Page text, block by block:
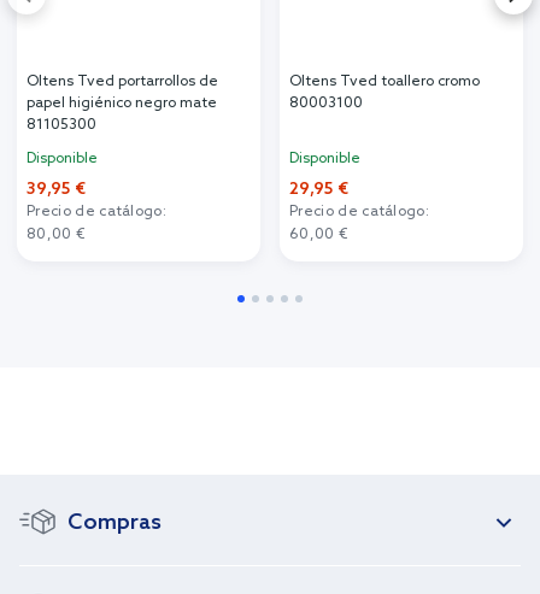
Oltens Tved portarrollos de
papel higiénico negro mate
81105300
Disponible
39,95 €
Precio de catálogo:
80,00 €
Oltens Tved toallero cromo
80003100
Disponible
29,95 €
Precio de catálogo:
60,00 €
Compras